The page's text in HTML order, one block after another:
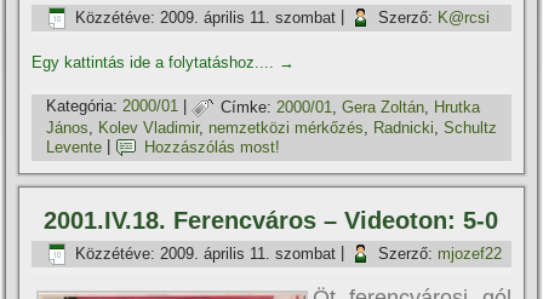
Közzétéve: 2009. április 11. szombat Szerző: K@rcsi
Egy kattintás ide a folytatáshoz.... →
Kategória: 2000/01 | Címke: 2000/01 ,Gera Zoltán Hrutka
János, Kolev Vladimir, nemzetközi mérkőzés, Radnicki,Schultz
Levente
Hozzászólás most!
2001.IV.18. Ferencváros – Videoton: 5-0
Közzétéve: 2009. április 11. szombat Szerző: mjozef22